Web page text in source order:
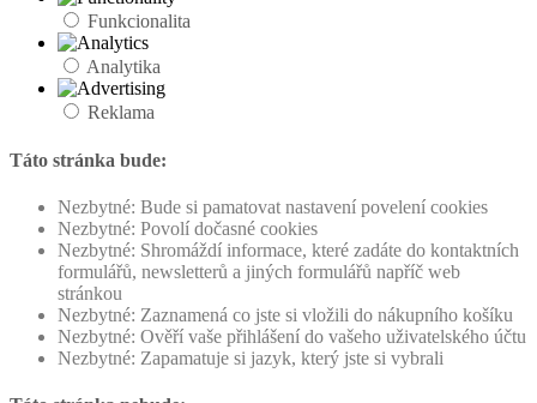
Funkcionalita
Analytika
Reklama
Táto stránka bude:
Nezbytné: Bude si pamatovat nastavení povelení cookies
Nezbytné: Povolí dočasné cookies
Nezbytné: Shromáždí informace, které zadáte do kontaktních
formulářů, newsletterů a jiných formulářů napříč web
stránkou
Nezbytné: Zaznamená co jste si vložili do nákupního košíku
Nezbytné: Ověří vaše přihlášení do vašeho uživatelského účtu
Nezbytné: Zapamatuje si jazyk, který jste si vybrali